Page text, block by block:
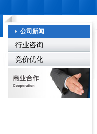
公司新闻
行业咨询
竞价优化